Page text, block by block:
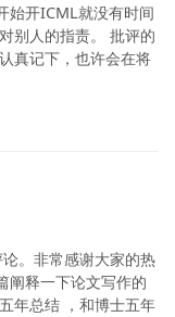
始开ICML就没有时间
别人的指责。 批评的
真记下，也许会在将
。非常感谢大家的热
阐释一下论文写作的
年总结 ，和博士五年